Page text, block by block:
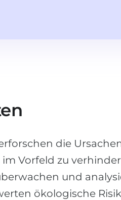
die
Vorfeld zu
und
ökologische